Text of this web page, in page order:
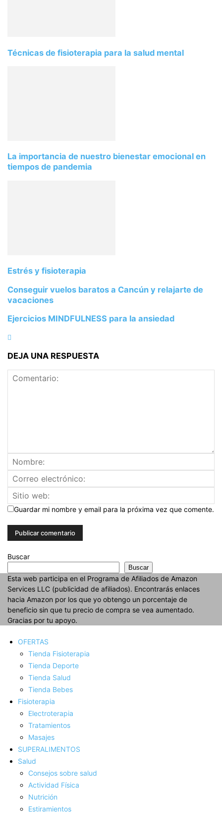
Técnicas de fisioterapia para la salud mental
La importancia de nuestro bienestar emocional en
tiempos de pandemia
Estrés y fisioterapia
Conseguir vuelos baratos a Cancún y relajarte de
vacaciones
Ejercicios MINDFULNESS para la ansiedad
DEJA UNA RESPUESTA
Guardar mi nombre y email para la próxima vez que comente.
Buscar
Buscar
Esta web participa en el Programa de Afiliados de Amazon
Services LLC (publicidad de afiliados). Encontrarás enlaces
hacia Amazon por los que yo obtengo un porcentaje de
beneficio sin que tu precio de compra se vea aumentado.
Gracias por tu apoyo.
OFERTAS
Tienda Fisioterapia
Tienda Deporte
Tienda Salud
Tienda Bebes
Fisioterapia
Electroterapia
Tratamientos
Masajes
SUPERALIMENTOS
Salud
Consejos sobre salud
Actividad Fí­sica
Nutrición
Estiramientos